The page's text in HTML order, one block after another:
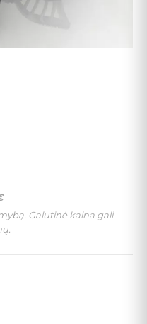
Galutinė kaina gali